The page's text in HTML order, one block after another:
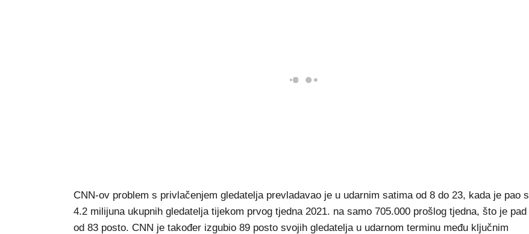
CNN-ov problem s privlačenjem gledatelja prevladavao je u udarnim satima od 8 do 23, kada je pao s
4.2 milijuna ukupnih gledatelja tijekom prvog tjedna 2021. na samo 705.000 prošlog tjedna, što je pad
od 83 posto. CNN je također izgubio 89 posto svojih gledatelja u udarnom terminu među ključnim